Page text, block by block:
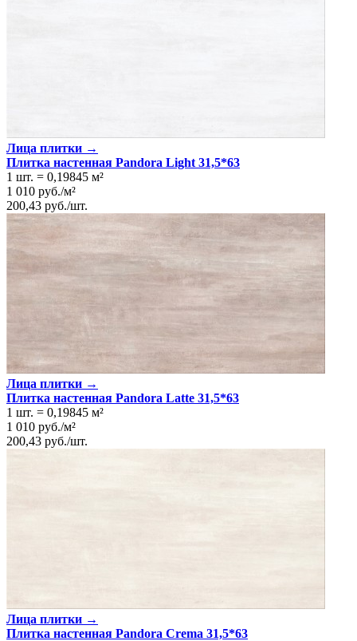
Лица плитки →
Плитка настенная Pandora Light 31,5*63
1 шт. = 0,19845 м²
1 010 руб./м²
200,43 руб./шт.
Лица плитки →
Плитка настенная Pandora Latte 31,5*63
1 шт. = 0,19845 м²
1 010 руб./м²
200,43 руб./шт.
Лица плитки →
Плитка настенная Pandora Crema 31,5*63